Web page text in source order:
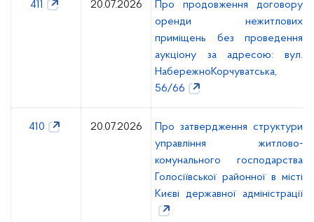
411 20.07.2026
Про продовження договору
оренди нежитлових
приміщень без проведення
аукціону за адресою: вул.
НабережноКорчуватська,
56/66
410 20.07.2026
Про затвердження структури
управління житлово-
комунального господарства
Голосіївської районної в місті
Києві державної адміністрації